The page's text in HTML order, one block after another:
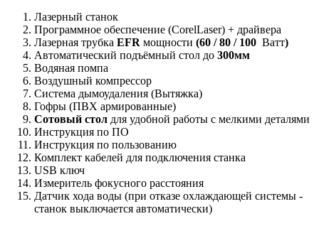
Лазерный станок
Программное обеспечение (CorelLaser) + драйвера
Лазерная трубка EFR мощности (60 /80 / 100 Ватт)
Автоматический подъёмный стол до 300мм
Водяная помпа
Воздушный компрессор
Система дымоудаления (Вытяжка)
Гофры (ПВХ армированные)
Сотовый стол для удобной работы с мелкими деталями
Инструкция по ПО
Инструкция по пользованию
Комплект кабелей для подключения станка
USB ключ
Измеритель фокусного расстояния
Датчик хода воды (при отказе охлаждающей системы -
станок выключается автоматически)